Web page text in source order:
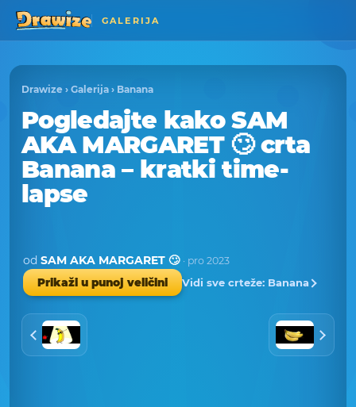
GALERIJA
Drawize › Galerija › Banana
Pogledajte kako SAM
AKA MARGARET 🙄 crta
Banana – kratki time-
lapse
od SAM AKA MARGARET 🙄 · pro 2023
Prikaži u punoj veličini Vidi sve crteže: Banana